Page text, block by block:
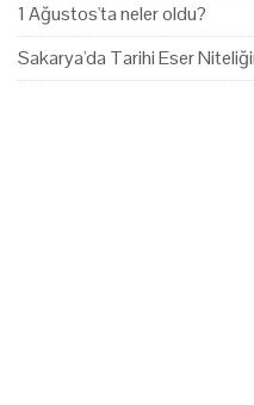
1 Ağustos'ta neler oldu?
Sakarya'da Tarihi Eser